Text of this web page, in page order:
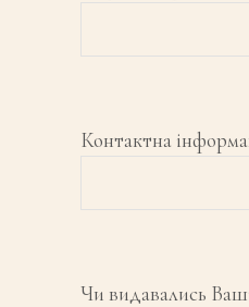
Контактна
Чи видавались